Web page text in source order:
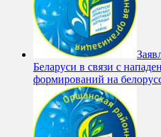
Беларуси в связи с
формирований на